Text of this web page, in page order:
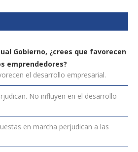
Gobierno, ¿crees que favorecen
emprendedores?
el desarrollo empresarial.
No influyen en el desarrollo
en marcha perjudican a las